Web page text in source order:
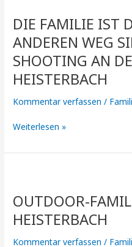
Familie.
DIE FAMILIE IST
ANDEREN WEG
SHOOTING AN
HEISTERBACH
Kommentar verfassen /
ist
da,
wenn
alle
anderen
sind.
Shooting
der
Weiterlesen »
OUTDOOR-
HEISTERBACH
Kommentar verfassen /
Shooting
in
Heisterbach